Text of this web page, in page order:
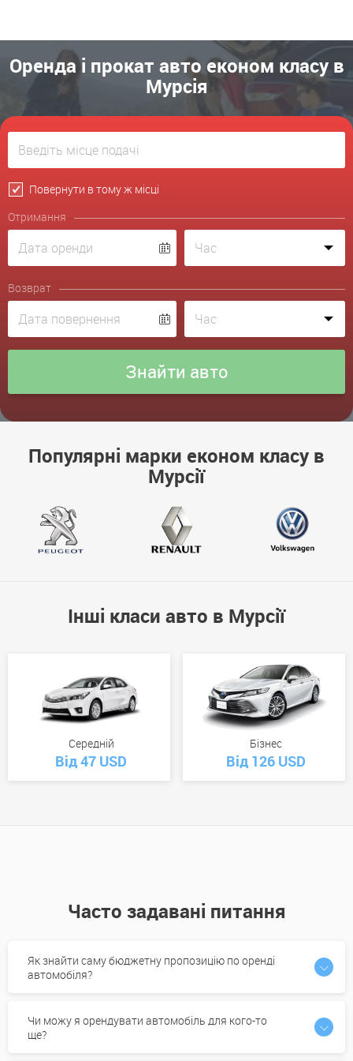
Оренда і прокат авто економ класу в
Мурсія
Повернути в тому ж місці
Отримання
Возврат
Популярні марки економ класу в
Мурсії
Інші класи авто в Мурсії
Середній
Від 47 USD
Бізнес
Від 126 USD
Часто задавані питання
Як знайти саму бюджетну пропозицію по оренді
автомобіля?
Чи можу я орендувати автомобіль для кого-то
ще?